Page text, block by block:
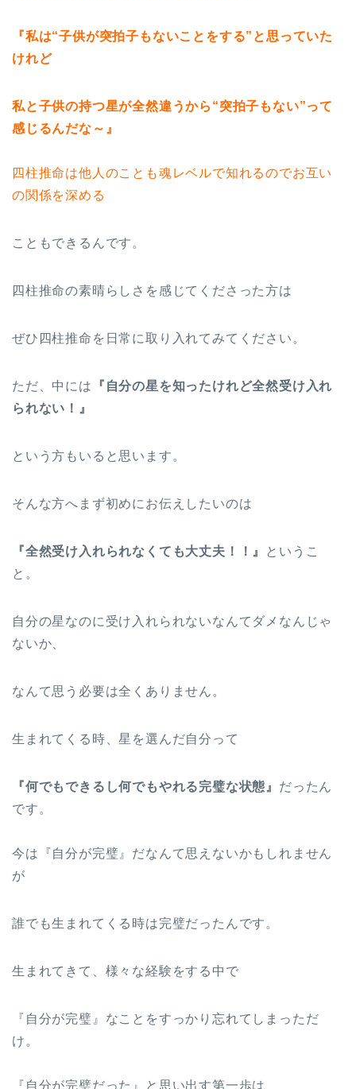
『私は“子供が突拍子もないことをする”と思っていた
けれど
私と子供の持つ星が全然違うから“突拍子もない”って
感じるんだな～』
四柱推命は他人のことも魂レベルで知れるのでお互い
の関係を深める
こともできるんです。
四柱推命の素晴らしさを感じてくださった方は
ぜひ四柱推命を日常に取り入れてみてください。
ただ、中には
『自分の星を知ったけれど全然受け入れ
られない！』
という方もいると思います。
そんな方へまず初めにお伝えしたいのは
『全然受け入れられなくても大丈夫！！』
というこ
と。
自分の星なのに受け入れられないなんてダメなんじゃ
ないか、
なんて思う必要は全くありません。
生まれてくる時、星を選んだ自分って
『何でもできるし何でもやれる完璧な状態』 だったん
です。
今は『自分が完璧』だなんて思えないかもしれません
が
誰でも生まれてくる時は完璧だったんです。
生まれてきて、様々な経験をする中で
『自分が完璧』なことをすっかり忘れてしまっただ
け。
『自分が完璧だった』と思い出す第一歩は